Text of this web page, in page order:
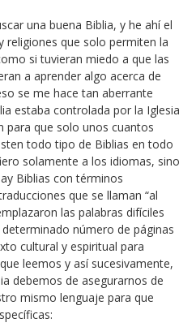
una buena Biblia, y he ahí el
religiones que solo permiten la
si tuvieran miedo a que las
a aprender algo acerca de
se me hace tan aberrante
estaba controlada por la Iglesia
para que solo unos cuantos
todo tipo de Biblias en todo
solamente a los idiomas, sino
Biblias con términos
que se llaman “al
las palabras difíciles
número de páginas
cultural y espiritual para
leemos y así sucesivamente,
debemos de asegurarnos de
mismo lenguaje para que